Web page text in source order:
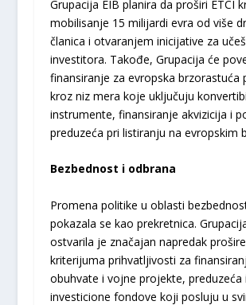
Grupacija EIB planira da proširi ETCI
mobilisanje 15 milijardi evra od više
članica i otvaranjem inicijative za
investitora. Takođe, Grupacija će
finansiranje za evropska brzorastuća
kroz niz mera koje uključuju
instrumente, finansiranje akvizicija i
preduzeća pri listiranju na evropskim
Bezbednost i odbrana
Promena politike u oblasti
pokazala se kao prekretnica.
ostvarila je značajan napredak
kriterijuma prihvatljivosti za
obuhvate i vojne projekte, preduzeća i
investicione fondove koji posluju u